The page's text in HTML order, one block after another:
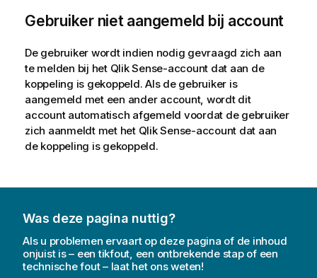
Gebruiker niet aangemeld bij account
De gebruiker wordt indien nodig gevraagd zich aan
te melden bij het Qlik Sense-account dat aan de
koppeling is gekoppeld. Als de gebruiker is
aangemeld met een ander account, wordt dit
account automatisch afgemeld voordat de gebruiker
zich aanmeldt met het Qlik Sense-account dat aan
de koppeling is gekoppeld.
Was deze pagina nuttig?
Als u problemen ervaart op deze pagina of de inhoud
onjuist is – een tikfout, een ontbrekende stap of een
technische fout – laat het ons weten!